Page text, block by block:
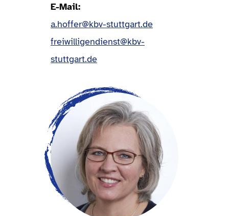
E-Mail
a.hoffer@kbv-stuttgart.de
freiwilligendienst@kbv-
stuttgart.de